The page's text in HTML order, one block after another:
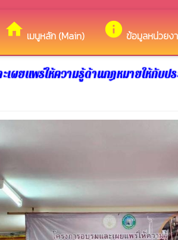
home เมนูหลัก (Main) info ข้อมูลหน่วยง
ยินดีต้อนรับสู่เว็บ
เผยแพร่ให้ความรู้ด้านกฎหมายให้กับ